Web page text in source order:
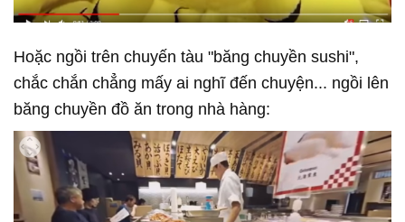
Hoặc ngồi trên chuyến tàu "băng chuyền sushi",
chắc chắn chẳng mấy ai nghĩ đến chuyện... ngồi lên
băng chuyền đồ ăn trong nhà hàng: